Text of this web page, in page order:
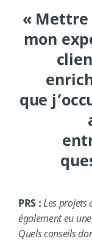
« Mettre
mon
que
PRS :Les projets
également eu
Quels conseils